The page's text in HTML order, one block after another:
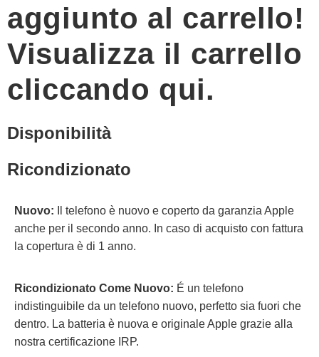
aggiunto al carrello!
Visualizza il carrello
cliccando qui.
Disponibilità
Ricondizionato
Nuovo:
Il telefono è nuovo e coperto da garanzia Apple
anche per il secondo anno. In caso di acquisto con fattura
la copertura è di 1 anno.
Ricondizionato Come Nuovo: É un telefono
indistinguibile da un telefono nuovo, perfetto sia fuori che
dentro. La batteria è nuova e originale Apple grazie alla
nostra certificazione IRP.